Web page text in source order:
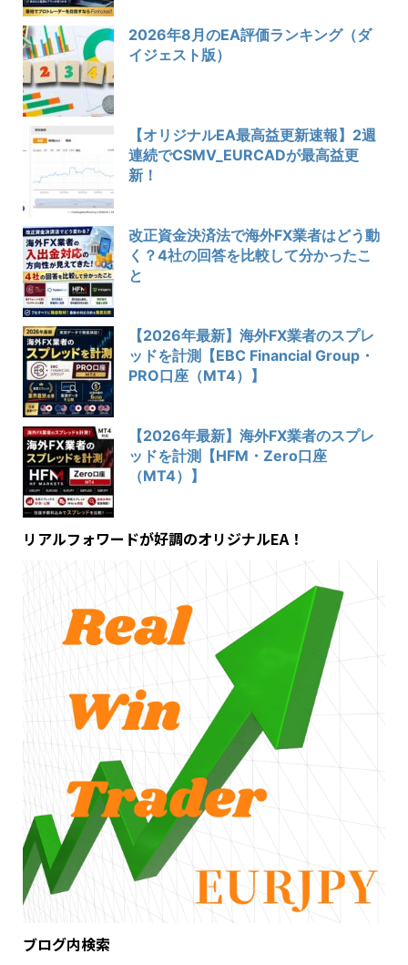
2026年8月のEA評価ランキング（ダ
イジェスト版）
【オリジナルEA最高益更新速報】2週
連続でCSMV_EURCADが最高益更
新！
改正資金決済法で海外FX業者はどう動
く？4社の回答を比較して分かったこ
と
【2026年最新】海外FX業者のスプレ
ッドを計測【EBC Financial Group・
PRO口座（MT4）】
【2026年最新】海外FX業者のスプレ
ッドを計測【HFM・Zero口座
（MT4）】
リアルフォワードが好調のオリジナルEA！
ブログ内検索